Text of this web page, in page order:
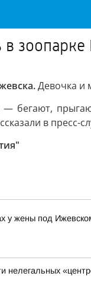
Девочка и
бегают,
в пресс-
у жены под
нелегальных